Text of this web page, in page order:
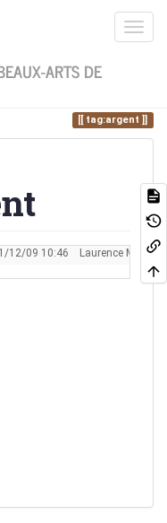
ARTS DE
tag:argent
12/09 10:46 Laurence Merle